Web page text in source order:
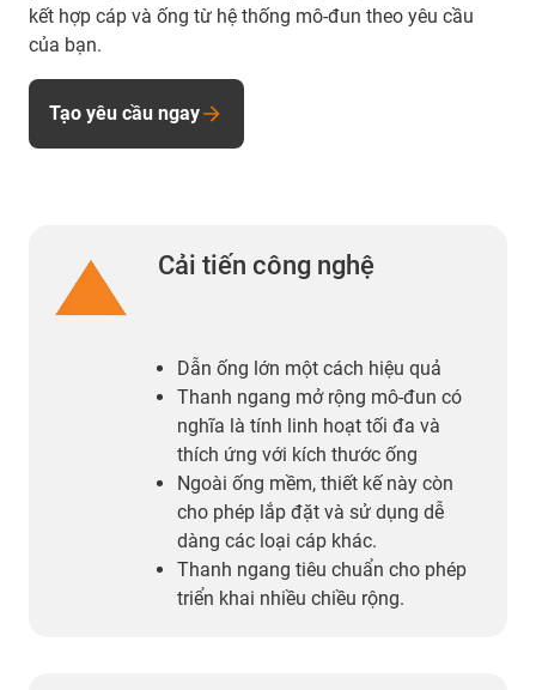
kết hợp cáp và ống từ hệ thống mô-đun theo yêu cầu
của bạn.
Tạo yêu cầu ngay
Cải tiến công nghệ
Dẫn ống lớn một cách hiệu quả
Thanh ngang mở rộng mô-đun có
nghĩa là tính linh hoạt tối đa và
thích ứng với kích thước ống
Ngoài ống mềm, thiết kế này còn
cho phép lắp đặt và sử dụng dễ
dàng các loại cáp khác.
Thanh ngang tiêu chuẩn cho phép
triển khai nhiều chiều rộng.